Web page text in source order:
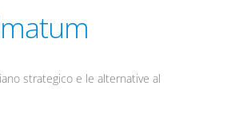
strategico e le alternative al